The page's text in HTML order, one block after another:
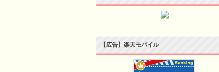
【広告】楽天モバイル